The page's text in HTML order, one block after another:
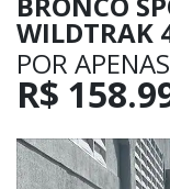
WILDTRAK
POR APENAS
R$